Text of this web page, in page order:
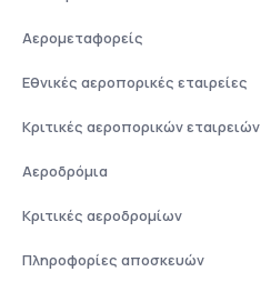
Αερομεταφορείς
Εθνικές αεροπορικές εταιρείες
Κριτικές αεροπορικών εταιρειών
Αεροδρόμια
Κριτικές αεροδρομίων
Πληροφορίες αποσκευών